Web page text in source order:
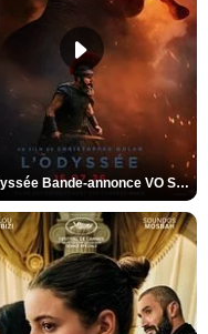
L'Odyssée Bande-annonce VO STFR